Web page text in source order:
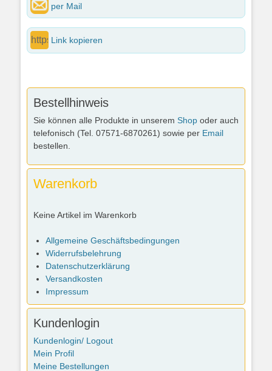
per Mail
Link kopieren
Bestellhinweis
Sie können alle Produkte in unserem Shop oder auch
telefonisch (Tel. 07571-6870261) sowie per Email
bestellen.
Warenkorb
Keine Artikel im Warenkorb
Allgemeine Geschäftsbedingungen
Widerrufsbelehrung
Datenschutzerklärung
Versandkosten
Impressum
Kundenlogin
Kundenlogin/ Logout
Mein Profil
Meine Bestellungen